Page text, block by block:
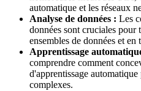
automatique et les réseaux
Analyse de données : Les
données sont cruciales pour
ensembles de données et
Apprentissage
comprendre comment
d'apprentissage
complexes.